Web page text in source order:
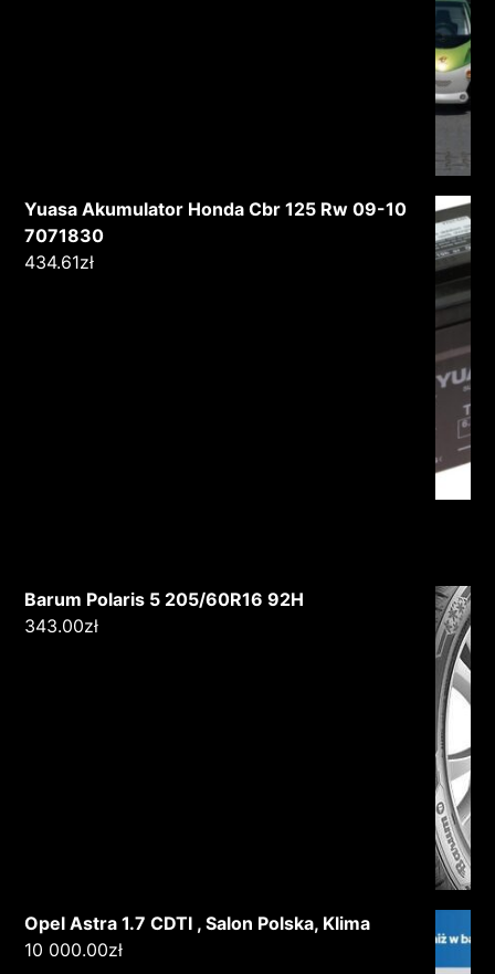
Yuasa Akumulator Honda Cbr 125 Rw 09-10
7071830
434.61zł
Barum Polaris 5 205/60R16 92H
343.00zł
Opel Astra 1.7 CDTI , Salon Polska, Klima
10 000.00zł